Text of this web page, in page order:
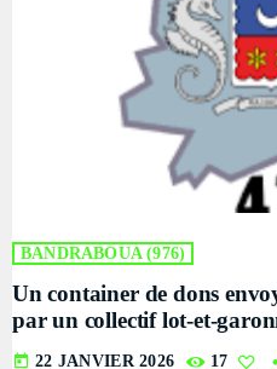
Micro trottoir
DJ SMASH
12:15 PM - 3:00
BANDRABOUA (976)
Un container de dons
par un collectif lot-et-
today 22 JANVIER 2026 17